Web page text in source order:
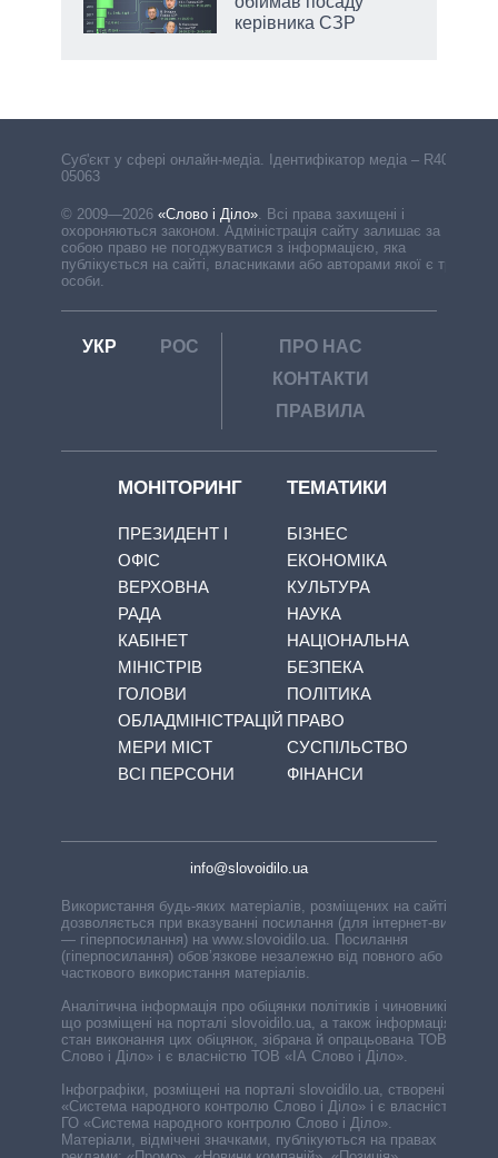
керівника СЗР
Cуб'єкт у сфері онлайн-медіа. Ідентифікатор медіа – R40-
05063
© 2009—2026 «Слово і Діло» Всі права захищені і
охороняються законом. Адміністрація сайту залишає за
собою право не погоджуватися з інформацією, яка
публікується на сайті, власниками або авторами якої є треті
особи.
УКР РОС
ПРО НАС
КОНТАКТИ
ПРАВИЛА
МОНІТОРИНГ
ПРЕЗИДЕНТ І
ОФІС
ВЕРХОВНА
РАДА
КАБІНЕТ
МІНІСТРІВ
ГОЛОВИ
ОБЛАДМІНІСТРАЦІЙ
МЕРИ МІСТ
ВСІ ПЕРСОНИ
ТЕМАТИКИ
БІЗНЕС
ЕКОНОМІКА
КУЛЬТУРА
НАУКА
НАЦІОНАЛЬНА
БЕЗПЕКА
ПОЛІТИКА
ПРАВО
СУСПІЛЬСТВО
ФІНАНСИ
info@slovoidilo.ua
Використання будь-яких матеріалів, розміщених на сайті,
дозволяється при вказуванні посилання (для інтернет-видань
— гіперпосилання) на www.slovoidilo.ua. Посилання
(гіперпосилання) обов’язкове незалежно від повного або
часткового використання матеріалів.
Аналітична інформація про обіцянки політиків і чиновників,
що розміщені на порталі slovoidilo.ua, а також інформація про
стан виконання цих обіцянок, зібрана й опрацьована ТОВ «ІА
Слово і Діло» і є власністю ТОВ «ІА Слово і Діло».
Інфографіки, розміщені на порталі slovoidilo.ua, створені ГО
«Система народного контролю Слово і Діло» і є власністю
ГО «Система народного контролю Слово і Діло».
Матеріали, відмічені значками, публікуються на правах